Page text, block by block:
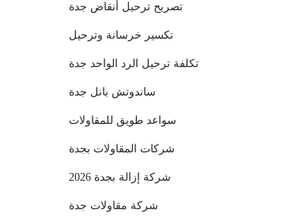
تصريح ترحيل أنقاض جدة
تكسير خرسانة وترحيل
تكلفة ترحيل الرد الواحد جدة
ساندوتش بانل جدة
سواعد طويق للمقاولات
شركات المقاولات بجدة
شركة إزالة بجدة 2026
شركة مقاولات جدة